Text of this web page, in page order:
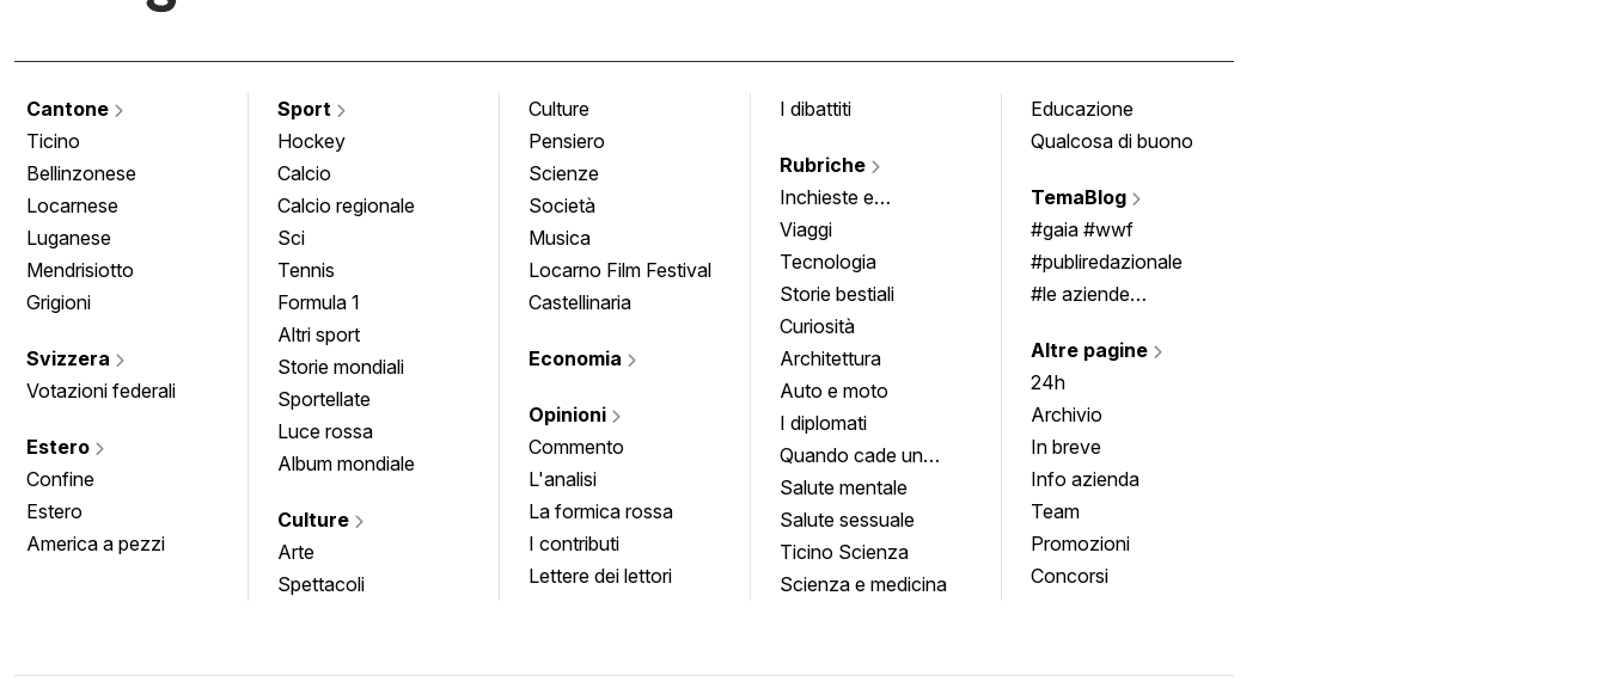
Cantone
Ticino
Bellinzonese
Locarnese
Luganese
Mendrisiotto
Grigioni
Svizzera
Votazioni federali
Estero
Confine
Estero
America a pezzi
Sport
Hockey
Calcio
Calcio regionale
Sci
Tennis
Formula 1
Altri sport
Storie mondiali
Sportellate
Luce rossa
Album mondiale
Culture
Arte
Spettacoli
Culture
Pensiero
Scienze
Società
Musica
Locarno Film Festival
Castellinaria
Economia
Opinioni
Commento
L'analisi
La formica rossa
I contributi
Lettere dei lettori
I dibattiti
Rubriche
Inchieste e
approfondimenti
Viaggi
Tecnologia
Storie bestiali
Curiosità
Architettura
Auto e moto
I diplomati
Quando cade un
quadro
Salute mentale
Salute sessuale
Ticino Scienza
Scienza e medicina
Educazione
Qualcosa di buono
TemaBlog
#gaia #wwf
#publiredazionale
#le aziende
Altre pagine
24h
Archivio
In breve
Info azienda
Team
Promozioni
Concorsi